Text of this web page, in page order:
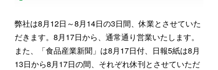
弊社は8月12日～8月14日の3日間、休業とさせていた
だきます。8月17日から、通常通り営業いたします。
また、「食品産業新聞」は8月17日付、日報5紙は8月
13日から8月17日の間、それぞれ休刊とさせていただ